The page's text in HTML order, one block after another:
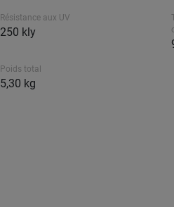
Résistance aux UV
250 kly
Poids total
5,30 kg